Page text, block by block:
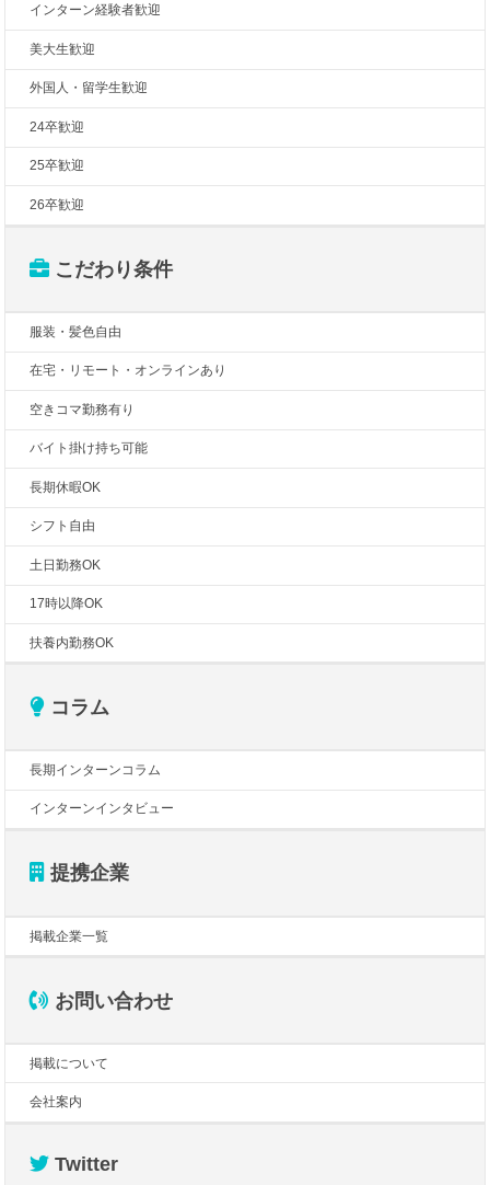
インターン経験者歓迎
美大生歓迎
外国人・留学生歓迎
24卒歓迎
25卒歓迎
26卒歓迎
こだわり条件
服装・髪色自由
在宅・リモート・オンラインあり
空きコマ勤務有り
バイト掛け持ち可能
長期休暇OK
シフト自由
土日勤務OK
17時以降OK
扶養内勤務OK
コラム
長期インターンコラム
インターンインタビュー
提携企業
掲載企業一覧
お問い合わせ
掲載について
会社案内
Twitter